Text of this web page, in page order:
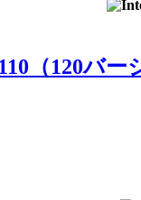
（120バ